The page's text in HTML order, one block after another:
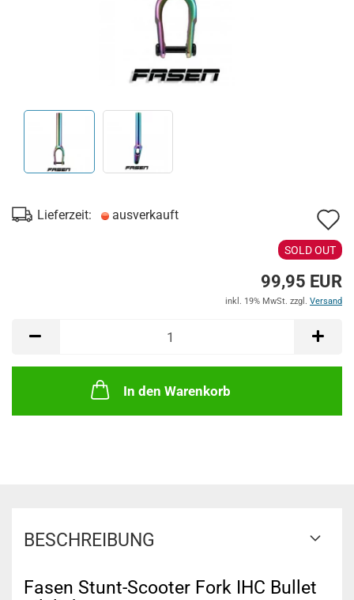
Lieferzeit: ausverkauft
SOLD OUT
99,95 EUR
inkl. 19% MwSt. zzgl. Versand
In den Warenkorb
BESCHREIBUNG
Fasen Stunt-Scooter Fork IHC Bullet